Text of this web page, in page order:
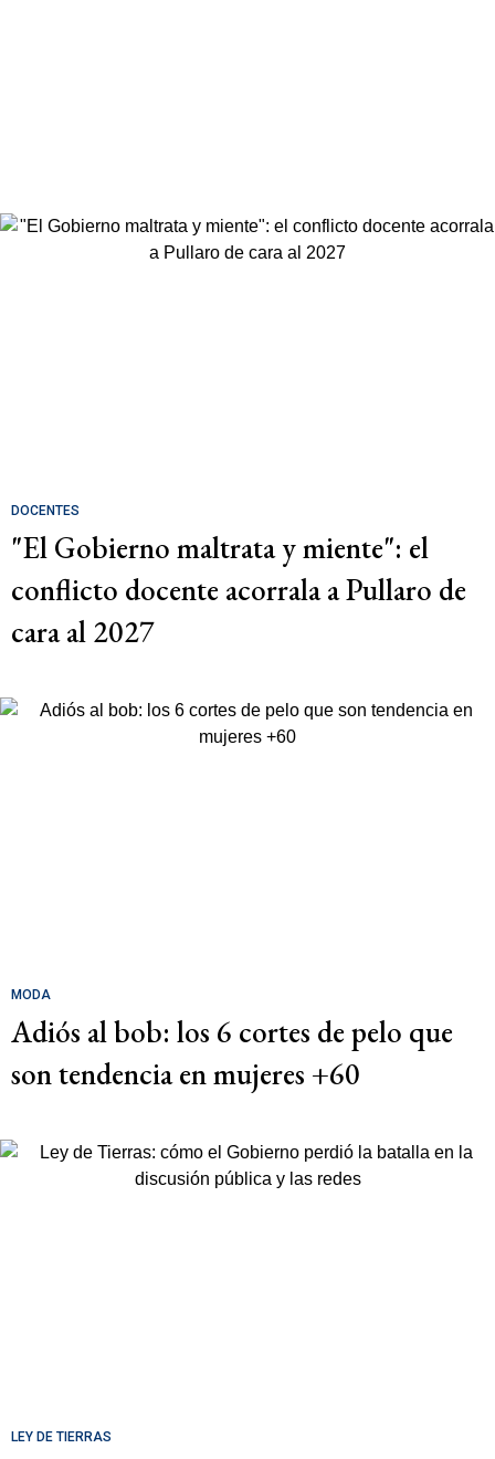
DOCENTES
"El Gobierno maltrata y miente": el
conflicto docente acorrala a Pullaro de
cara al 2027
MODA
Adiós al bob: los 6 cortes de pelo que
son tendencia en mujeres +60
LEY DE TIERRAS